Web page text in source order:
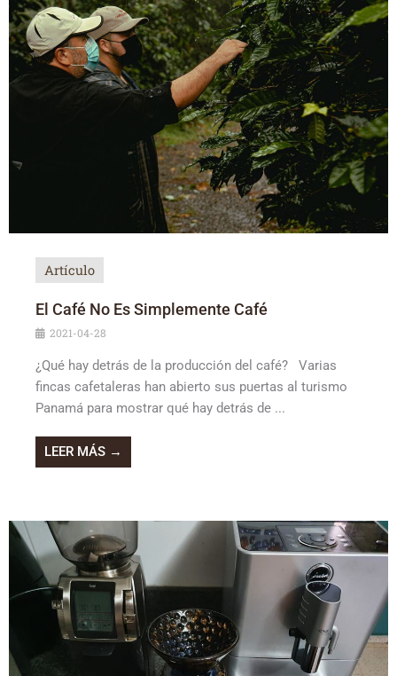
Artículo
El Café No Es Simplemente Café
2021-04-28
¿Qué hay detrás de la producción del café? Varias
fincas cafetaleras han abierto sus puertas al turismo
Panamá para mostrar qué hay detrás de ...
LEER MÁS →